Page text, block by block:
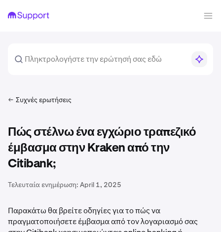
Συχνές ερωτήσεις
Πώς στέλνω ένα εγχώριο τραπεζικό
έμβασμα στην Kraken από την
Citibank;
Τελευταία ενημέρωση: April 1, 2025
Παρακάτω θα βρείτε οδηγίες για το πώς να
πραγματοποιήσετε έμβασμα από τον λογαριασμό σας